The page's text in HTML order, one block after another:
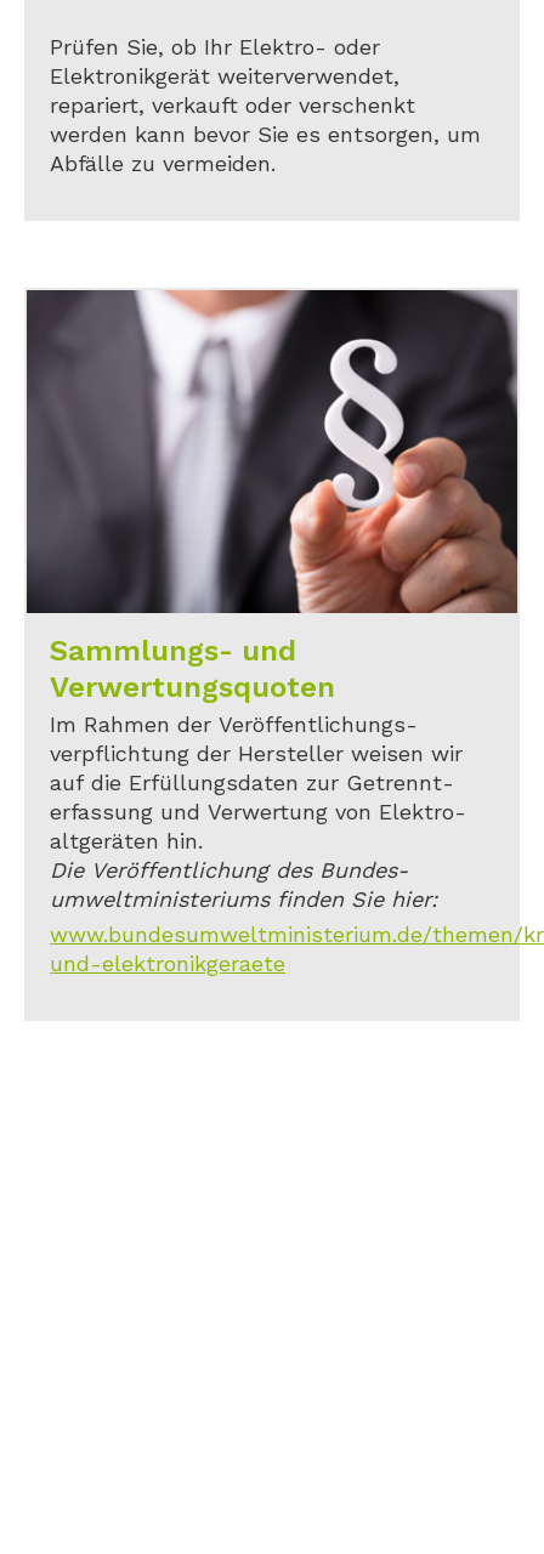
Prüfen Sie, ob Ihr Elektro- oder
Elektronikgerät weiterverwendet,
repariert, verkauft oder verschenkt
werden kann bevor Sie es entsorgen, um
Abfälle zu vermeiden.
Sammlungs- und
Verwertungsquoten
Im Rahmen der Veröffentlichungs-
verpflichtung der Hersteller weisen wir
auf die Erfüllungsdaten zur Getrennt-
erfassung und Verwertung von Elektro-
altgeräten hin.
Die Veröffentlichung des Bundes-
umweltministeriums finden Sie hier:
www.bundesumweltministerium.de/
und-elektronikgeraete